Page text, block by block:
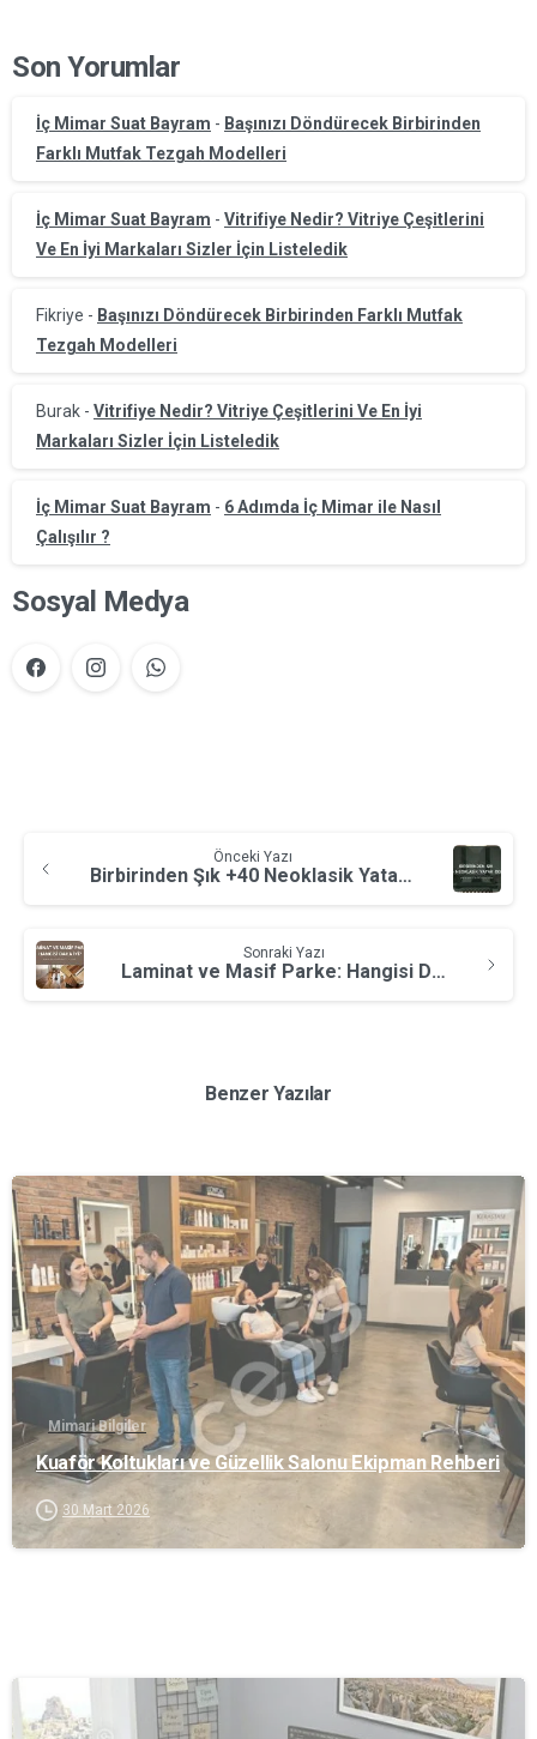
Son Yorumlar
İç Mimar Suat Bayram - Başınızı Döndürecek Birbirinden
Farklı Mutfak Tezgah Modelleri
İç Mimar Suat Bayram - Vitrifiye Nedir? Vitriye Çeşitlerini
Ve En İyi Markaları Sizler İçin Listeledik
Fikriye - Başınızı Döndürecek Birbirinden Farklı Mutfak
Tezgah Modelleri
Burak - Vitrifiye Nedir? Vitriye Çeşitlerini Ve En İyi
Markaları Sizler İçin Listeledik
İç Mimar Suat Bayram - 6 Adımda İç Mimar ile Nasıl
Çalışılır ?
Sosyal Medya
Önceki Yazı
Birbirinden Şık +40 Neoklasik Yatak Odaları Tasarımı
Sonraki Yazı
Laminat ve Masif Parke: Hangisi Daha İyi?
Benzer Yazılar
Mimari Bilgiler
Kuaför Koltukları ve Güzellik Salonu Ekipman Rehberi
30 Mart 2026